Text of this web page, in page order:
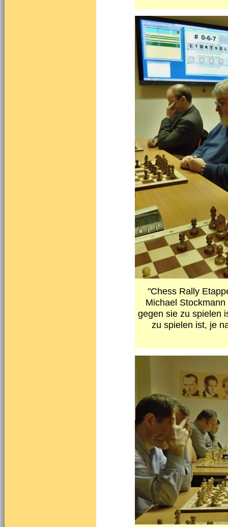
"Chess Rally
Michael
gegen sie zu spielen
zu spielen ist, je